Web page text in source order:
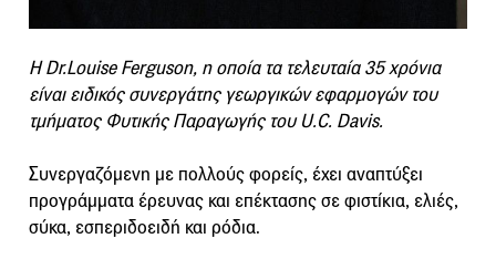
Η Dr.Louise Ferguson, η οποία τα τελευταία 35 χρόνια
είναι ειδικός συνεργάτης γεωργικών εφαρμογών του
τμήματος Φυτικής Παραγωγής του U.C. Davis.
Συνεργαζόμενη με πολλούς φορείς, έχει αναπτύξει
προγράμματα έρευνας και επέκτασης σε φιστίκια, ελιές,
σύκα, εσπεριδοειδή και ρόδια.